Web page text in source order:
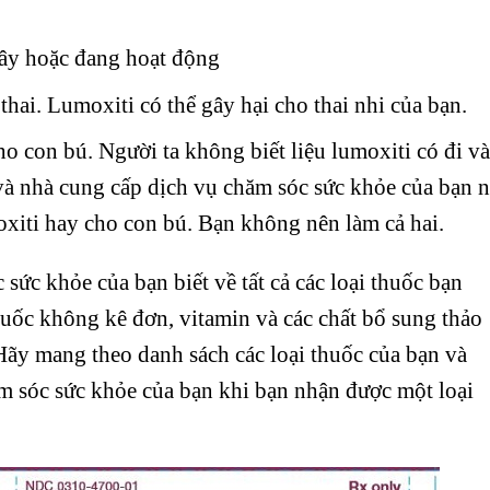
hoặc đang hoạt động
Lumoxiti có thể gây hại cho thai nhi của bạn.
con bú. Người ta không biết liệu lumoxiti có đi
nhà cung cấp dịch vụ chăm sóc sức khỏe của bạn
hay cho con bú. Bạn không nên làm cả hai.
khỏe của bạn biết về tất cả các loại thuốc bạn
không kê đơn, vitamin và các chất bổ sung thảo
mang theo danh sách các loại thuốc của bạn và
sóc sức khỏe của bạn khi bạn nhận được một loại